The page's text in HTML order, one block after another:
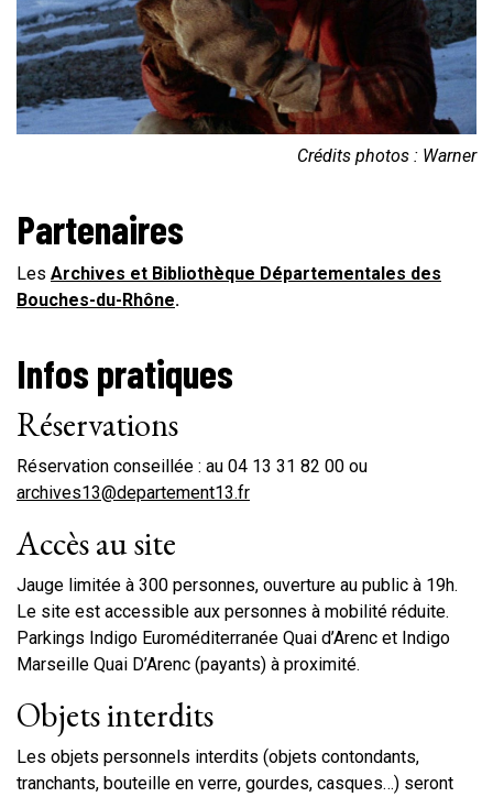
Crédits photos : Warner
Partenaires
Les Archives et Bibliothèque Départementales des
Bouches-du-Rhône.
Infos pratiques
Réservations
Réservation conseillée : au 04 13 31 82 00 ou
archives13@departement13.fr
Accès au site
Jauge limitée à 300 personnes, ouverture au public à 19h.
Le site est accessible aux personnes à mobilité réduite.
Parkings Indigo Euroméditerranée Quai d’Arenc et Indigo
Marseille Quai D’Arenc (payants) à proximité.
Objets interdits
Les objets personnels interdits (objets contondants,
tranchants, bouteille en verre, gourdes, casques…) seront